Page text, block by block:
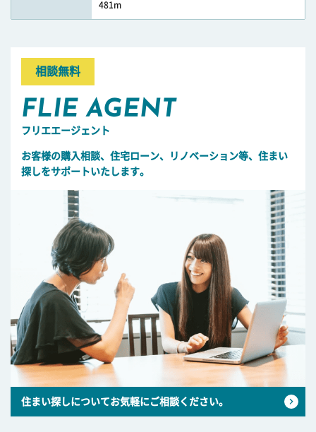
481m
相談無料
FLIE AGENT
フリエエージェント
お客様の購入相談、住宅ローン、リノベーション等、住まい
探しをサポートいたします。
住まい探しについてお気軽にご相談ください。